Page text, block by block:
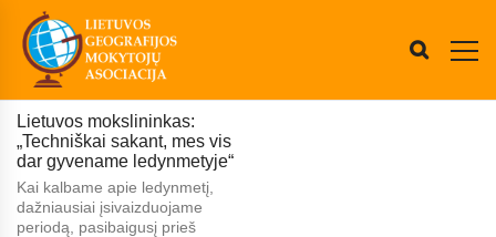
Lietuvos mokslininkas:
„Techniškai sakant, mes vis
dar gyvename ledynmetyje“
Kai kalbame apie ledynmetį,
dažniausiai įsivaizduojame
periodą, pasibaigusį prieš